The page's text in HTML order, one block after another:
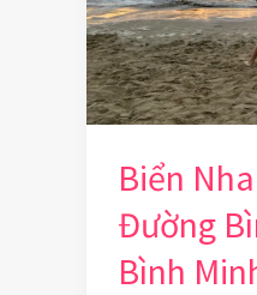
Biển
Đường
Bình
Bình
Yên
Dưới
Bình
Minh